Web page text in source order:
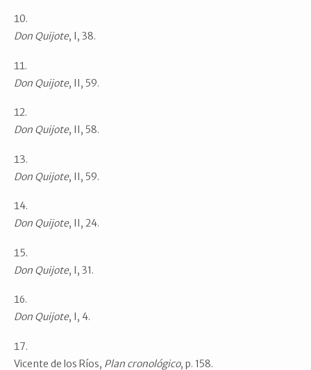
Don Quijote, I, 38.
Don Quijote, II, 59.
Don Quijote, II, 58.
Don Quijote, II, 59.
Don Quijote, II, 24.
Don Quijote, I, 31.
Don Quijote, I, 4.
Vicente de los Ríos, Plan cronológico, p. 158.